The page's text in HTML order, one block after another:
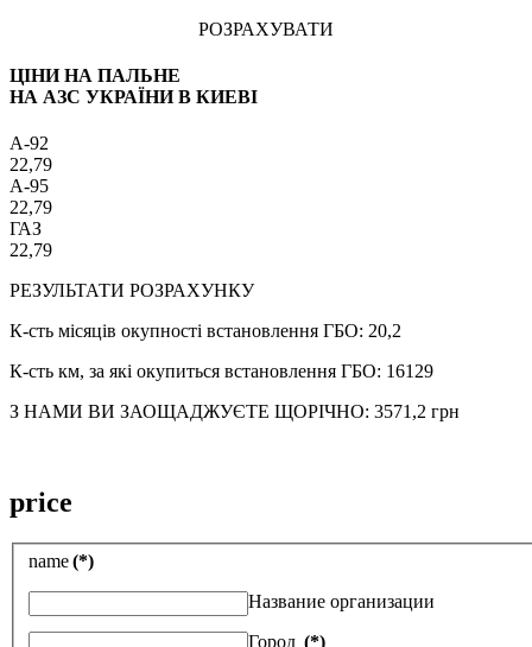
РОЗРАХУВАТИ
ЦІНИ НА ПАЛЬНЕ
НА АЗС УКРАЇНИ В КИЕВІ
A-92
22,79
A-95
22,79
ГАЗ
22,79
РЕЗУЛЬТАТИ РОЗРАХУНКУ
К-сть місяців окупності встановлення ГБО: 20,2
К-сть км, за які окупиться встановлення ГБО: 16129
З НАМИ ВИ ЗАОЩАДЖУЄТЕ ЩОРІЧНО: 3571,2 грн
price
name(*)
Название организации
Город (*)